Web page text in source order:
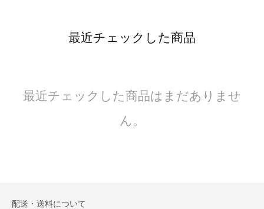
最近チェックした商品
最近チェックした商品はまだありませ
ん。
配送・送料について